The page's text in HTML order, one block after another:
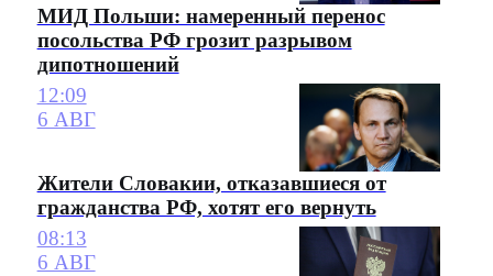
МИД Польши: намеренный перенос
посольства РФ грозит разрывом
дипотношений
12:09
6 АВГ
Жители Словакии, отказавшиеся от
гражданства РФ, хотят его вернуть
08:13
6 АВГ